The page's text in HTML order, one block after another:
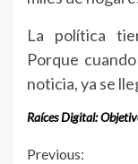
La política
Porque
noticia, ya se
Raíces Digital:
Previous: